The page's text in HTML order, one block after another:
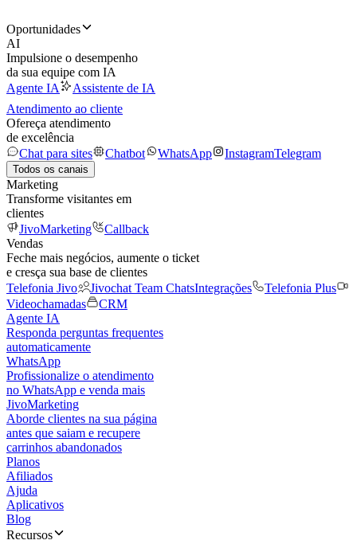
Oportunidades
AI
Impulsione o desempenho
da sua equipe com IA
Agente IA
Assistente de IA
Atendimento ao cliente
Ofereça atendimento
de excelência
Chat para sites
Chatbot WhatsApp InstagramTelegram
Todos os canais
Marketing
Transforme visitantes em
clientes
JivoMarketing
Callback
Vendas
Feche mais negócios, aumente o ticket
e cresça sua base de clientes
Telefonia Jivo
Jivochat Team ChatsIntegrações
Telefonia Plus
Videochamadas
CRM
Agente IA
Responda perguntas frequentes
automaticamente
WhatsApp
Profissionalize o atendimento
no WhatsApp e venda mais
JivoMarketing
Aborde clientes na sua página
antes que saiam e recupere
carrinhos abandonados
Planos
Afiliados
Ajuda
Aplicativos
Blog
Recursos